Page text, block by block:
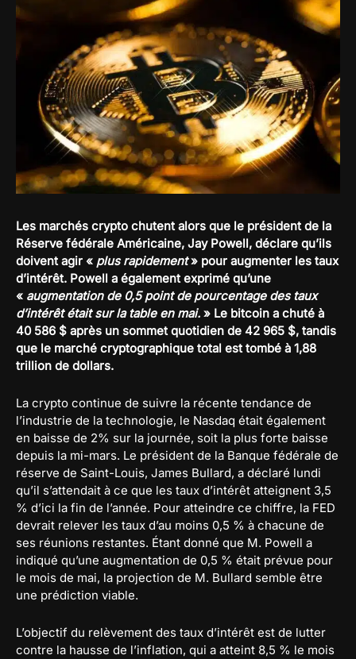
Les marchés crypto chutent alors que le président de la
Réserve fédérale Américaine, Jay Powell, déclare qu’ils
doivent agir « plus rapidement» pour augmenter les taux
d’intérêt. Powell a également exprimé qu’une
« augmentation de 0,5 point de pourcentage des taux
d’intérêt était sur la table en mai. » Le bitcoin a chuté à
40 586 $ après un sommet quotidien de 42 965 $, tandis
que le marché cryptographique total est tombé à 1,88
trillion de dollars.
La crypto continue de suivre la récente tendance de
l’industrie de la technologie, le Nasdaq était également
en baisse de 2% sur la journée, soit la plus forte baisse
depuis la mi-mars. Le président de la Banque fédérale de
réserve de Saint-Louis, James Bullard, a déclaré lundi
qu’il s’attendait à ce que les taux d’intérêt atteignent 3,5
% d’ici la fin de l’année. Pour atteindre ce chiffre, la FED
devrait relever les taux d’au moins 0,5 % à chacune de
ses réunions restantes. Étant donné que M. Powell a
indiqué qu’une augmentation de 0,5 % était prévue pour
le mois de mai, la projection de M. Bullard semble être
une prédiction viable.
L’objectif du relèvement des taux d’intérêt est de lutter
contre la hausse de l’inflation, qui a atteint 8,5 % le mois